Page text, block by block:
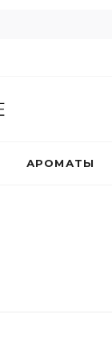
АРОМАТЫ